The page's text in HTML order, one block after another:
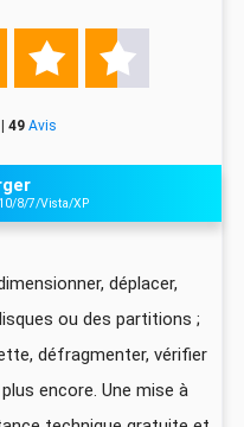
 
49 Avis
8/7/Vista/XP
déplacer,
ou des partitions ;
défragmenter, vérifier
encore. Une mise à